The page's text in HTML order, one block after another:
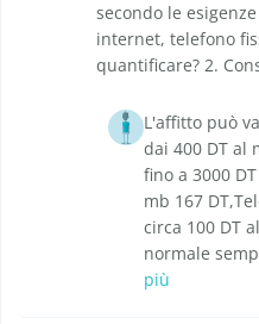
secondo le
internet, telefono
quantificare? 2.
L'affitto può
dai 400 DT al
fino a 3000
mb 167
circa 100 DT
normale
più